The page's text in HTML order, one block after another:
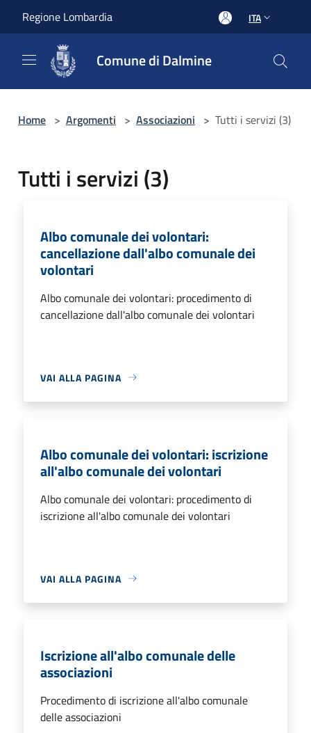
Regione Lombardia ITA
Comune di Dalmine
Home > Argomenti > Associazioni > Tutti i servizi (3)
Tutti i servizi (3)
Albo comunale dei volontari:
cancellazione dall'albo comunale dei
volontari
Albo comunale dei volontari: procedimento di
cancellazione dall'albo comunale dei volontari
VAI ALLA PAGINA
Albo comunale dei volontari: iscrizione
all'albo comunale dei volontari
Albo comunale dei volontari: procedimento di
iscrizione all'albo comunale dei volontari
VAI ALLA PAGINA
Iscrizione all'albo comunale delle
associazioni
Procedimento di iscrizione all'albo comunale
delle associazioni